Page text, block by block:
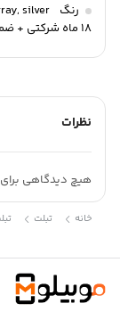
TAB A11
دوربین سلفی
5 مگاپیکسل
Cortex-A55
صفحه نمایش:
8.7 اینچ
نوع صفحه نمایش
رنگ ,silver
18 ماه شرکتی + ضمانت رجیستری
نظرات
هیچ دیدگاهی
خانه تبلت